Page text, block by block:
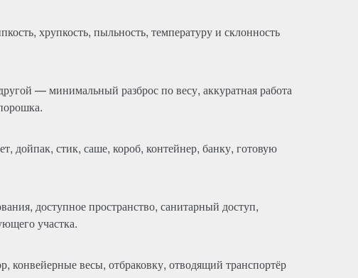
хрупкость, пыльность, температуру и склонность
— минимальный разброс по весу, аккуратная работа
дойпак, стик, саше, короб, контейнер, банку, готовую
доступное пространство, санитарный доступ,
участка.
конвейерные весы, отбраковку, отводящий транспортёр